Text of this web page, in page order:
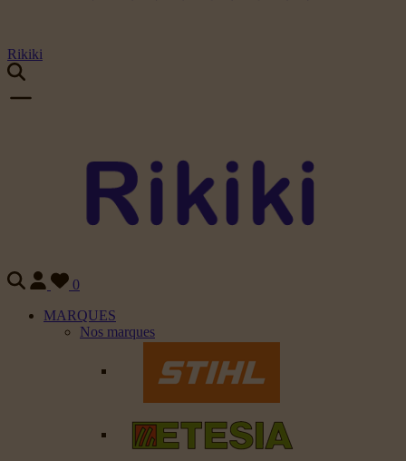
Rikiki
0
MARQUES
Nos marques